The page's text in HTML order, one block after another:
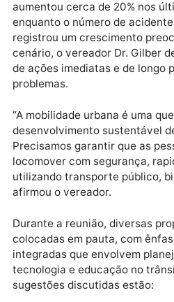
além de problemas
gerado insatisfação entre
diretamente a economia
De acordo com dados
aumentou cerca de 20%
enquanto o número de
registrou um crescimento
cenário, o vereador Dr.
de ações imediatas e de
problemas.
“A mobilidade urbana é
desenvolvimento
Precisamos garantir que as
locomover com segurança,